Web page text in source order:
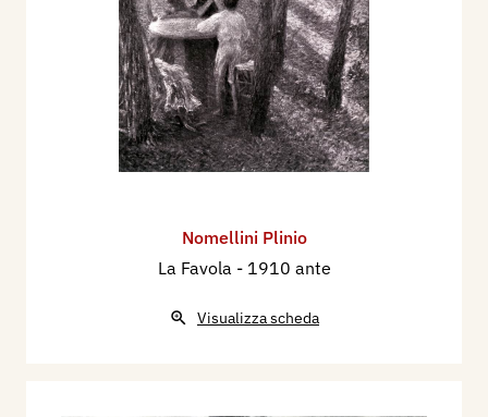
Internazionali d’Arte 1895-1995, Venezia,
Electa, pp. 553/554.
2017 - Plino Nomellini. Dal Divisionismo al
Simbolismo verso la libertà del colore, a cura di
Nadia Marchioni, catalogo mostra, Seravezza,
Palazzo Mediceo, Maschitto Editore, Direnze, pp.
Nomellini Plinio
La Favola - 1910 ante
Visualizza scheda